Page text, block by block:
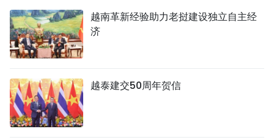
越南革新经验助力老挝建设独立自主经
济
越泰建交50周年贺信